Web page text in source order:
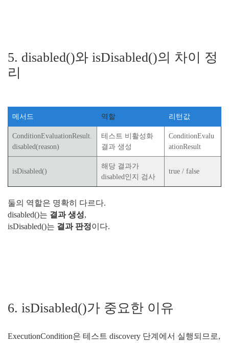
5. disabled()와 isDisabled()의 차이 정
리
메서드 역할 리턴값
ConditionEvaluationResult.
disabled(reason)
테스트 비활성화
결과 생성
ConditionEvalu
ationResult
isDisabled()
해당 결과가
disabled인지 검사
true / false
둘의 역할은 명확히 다르다.
disabled()는 결과 생성,
isDisabled()는 결과 판정이다.
6. isDisabled()가 중요한 이유
ExecutionCondition은 테스트 discovery 단계에서 실행되므로,